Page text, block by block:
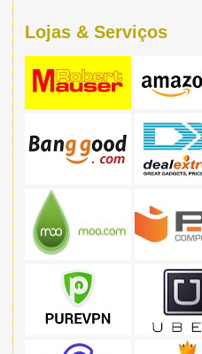
Lojas & Serviços